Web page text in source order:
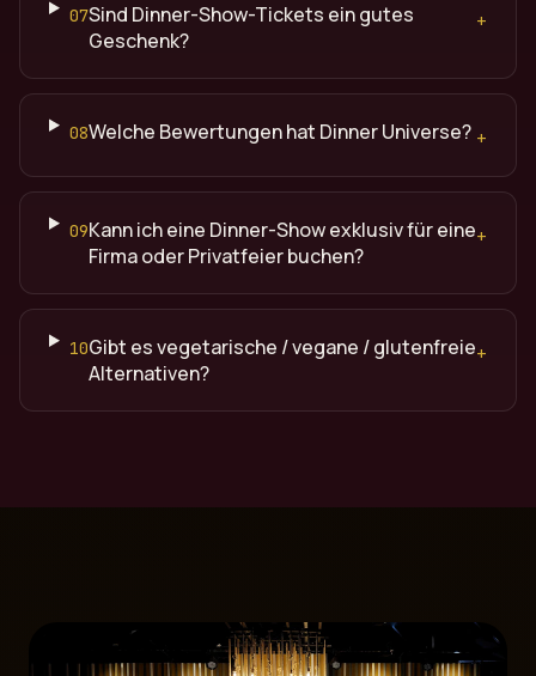
07Sind Dinner-Show-Tickets ein gutes
Geschenk?
+
08Welche Bewertungen hat Dinner Universe? +
09Kann ich eine Dinner-Show exklusiv für eine
Firma oder Privatfeier buchen?
+
10Gibt es vegetarische / vegane / glutenfreie
Alternativen?
+